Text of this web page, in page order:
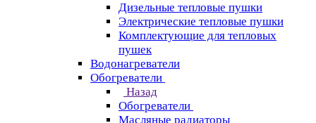
Дизельные тепловые пушки
Электрические тепловые пушки
Комплектующие для тепловых
пушек
Водонагреватели
Обогреватели
Назад
Обогреватели
Масляные радиаторы